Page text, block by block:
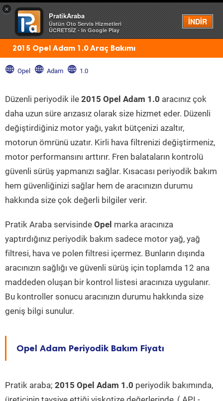
×
PratikAraba
Üstün Oto Servis Hizmetleri
ÜCRETSİZ - In Google Play
İNDİR
Menü
2015 Opel Adam 1.0 Araç Bakımı
Opel Adam 1.0
Düzenli periyodik ile 2015 Opel Adam 1.0 aracınız çok
daha uzun süre arızasız olarak size hizmet eder. Düzenli
değiştirdiğiniz motor yağı, yakıt bütçenizi azaltır,
motorun ömrünü uzatır. Kirli hava filtrenizi değiştirmeniz,
motor performansını arttırır. Fren balataların kontrolü
güvenli sürüş yapmanızı sağlar. Kısacası periyodik bakım
hem güvenliğinizi sağlar hem de aracınızın durumu
hakkında size çok değerli bilgiler verir.
Pratik Araba servisinde Opel marka aracınıza
yaptırdığınız periyodik bakım sadece motor yağ, yağ
filtresi, hava ve polen filtresi içermez. Bunların dışında
aracınızın sağlığı ve güvenli sürüş için toplamda 12 ana
maddeden oluşan bir kontrol listesi aracınıza uygulanır.
Bu kontroller sonucu aracınızın durumu hakkında size
geniş bilgi sunulur.
Opel Adam Periyodik Bakım Fiyatı
Pratik araba; 2015 Opel Adam 1.0 periyodik bakımında,